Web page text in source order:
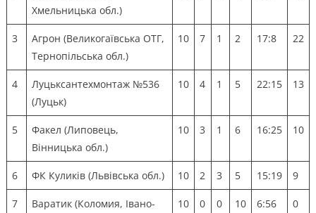
Хмельницька обл.)
3
Агрон (Великогаївська ОТГ,
Тернопільська обл.)
10 7 1 2 17:8 22
4
Луцьксантехмонтаж №536
(Луцьк)
10 4 1 5 22:15 13
5
Факел (Липовець,
Вінницька обл.)
10 3 1 6 16:25 10
6 ФК Куликів (Львівська обл.) 10 2 3 5 15:19 9
7
Варатик (Коломия, Івано-
10 0 0 10 6:56 0